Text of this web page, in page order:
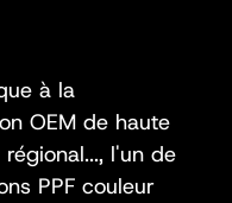
à la
OEM de haute
l'un de
PPF couleur